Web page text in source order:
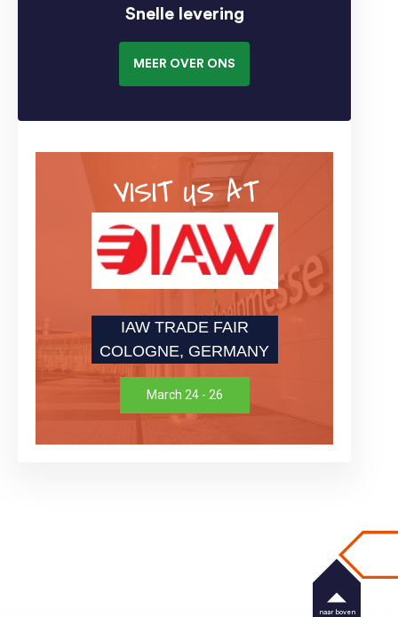
Snelle levering
MEER OVER ONS
VISIT US AT
IAW TRADE FAIR
COLOGNE, GERMANY
March 24 - 26
naar boven